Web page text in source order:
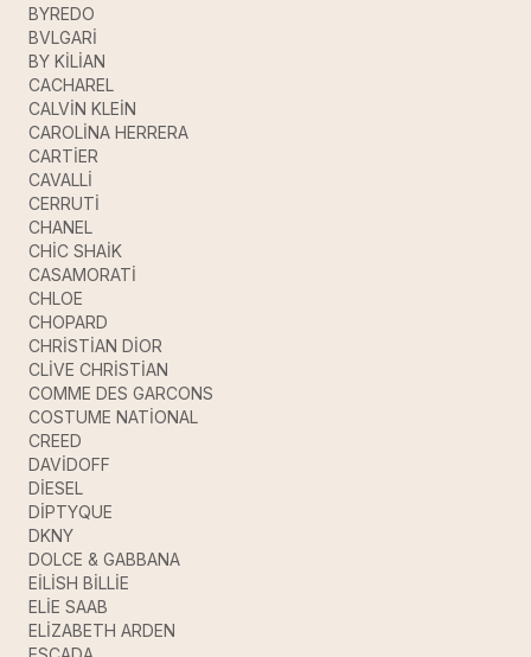
BYREDO
BVLGARİ
BY KİLİAN
CACHAREL
CALVİN KLEİN
CAROLİNA HERRERA
CARTİER
CAVALLİ
CERRUTİ
CHANEL
CHİC SHAİK
CASAMORATİ
CHLOE
CHOPARD
CHRİSTİAN DİOR
CLİVE CHRİSTİAN
COMME DES GARCONS
COSTUME NATİONAL
CREED
DAVİDOFF
DİESEL
DİPTYQUE
DKNY
DOLCE & GABBANA
EİLİSH BİLLİE
ELİE SAAB
ELİZABETH ARDEN